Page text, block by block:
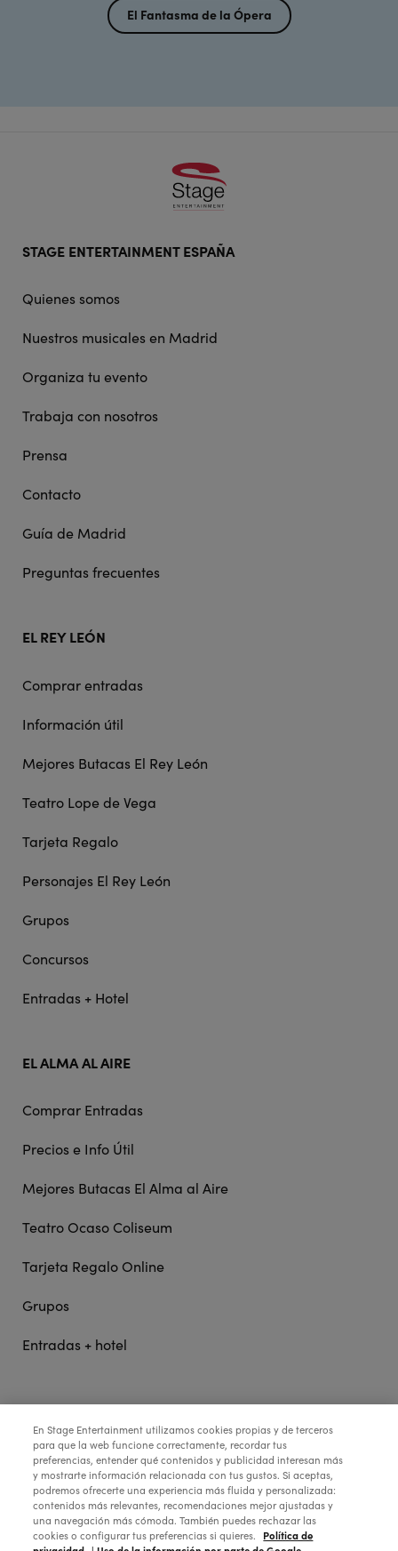
El Fantasma de la Ópera
doormat
STAGE ENTERTAINMENT ESPAÑA
Quienes somos
Nuestros musicales en Madrid
Organiza tu evento
Trabaja con nosotros
Prensa
Contacto
Guía de Madrid
Preguntas frecuentes
EL REY LEÓN
Comprar entradas
Información útil
Mejores Butacas El Rey León
Teatro Lope de Vega
Tarjeta Regalo
Personajes El Rey León
Grupos
Concursos
Entradas + Hotel
EL ALMA AL AIRE
Comprar Entradas
Precios e Info Útil
Mejores Butacas El Alma al Aire
Teatro Ocaso Coliseum
Tarjeta Regalo Online
Grupos
Entradas + hotel
STAGE ENTERTAINMENT
COLABORA:
En Stage Entertainment utilizamos cookies propias y de terceros
para que la web funcione correctamente, recordar tus
preferencias, entender qué contenidos y publicidad interesan más
y mostrarte información relacionada con tus gustos. Si aceptas,
podremos ofrecerte una experiencia más fluida y personalizada:
contenidos más relevantes, recomendaciones mejor ajustadas y
una navegación más cómoda. También puedes rechazar las
cookies o configurar tus preferencias si quieres.
Política de